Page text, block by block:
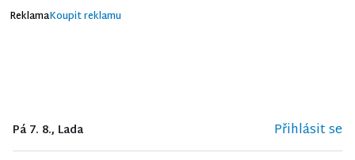
ReklamaKoupit reklamu
Pá 7. 8., Lada Přihlásit se